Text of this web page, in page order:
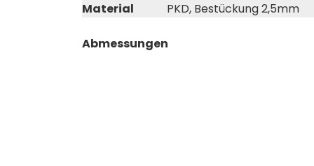
Material
PKD, Bestückung 2,5mm
Abmessungen